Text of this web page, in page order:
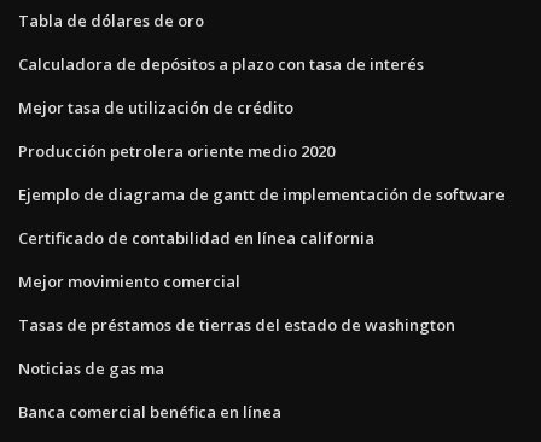
Tabla de dólares de oro
Calculadora de depósitos a plazo con tasa de interés
Mejor tasa de utilización de crédito
Producción petrolera oriente medio 2020
Ejemplo de diagrama de gantt de implementación de software
Certificado de contabilidad en línea california
Mejor movimiento comercial
Tasas de préstamos de tierras del estado de washington
Noticias de gas ma
Banca comercial benéfica en línea